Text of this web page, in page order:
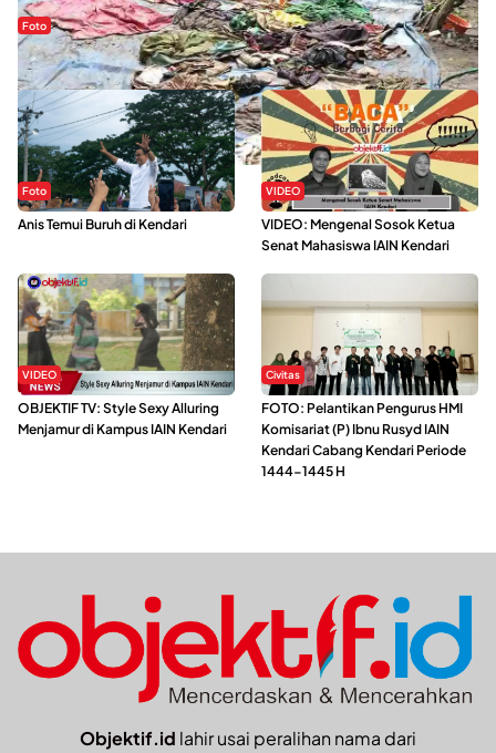
Foto
Sejak Banjir Bandang, Warga Butuhkan Air Bersih
Foto
Anis Temui Buruh di Kendari
VIDEO
VIDEO: Mengenal Sosok Ketua
Senat Mahasiswa IAIN Kendari
VIDEO
OBJEKTIF TV: Style Sexy Alluring
Menjamur di Kampus IAIN Kendari
Civitas
FOTO: Pelantikan Pengurus HMI
Komisariat (P) Ibnu Rusyd IAIN
Kendari Cabang Kendari Periode
1444-1445 H
Objektif.id lahir usai peralihan nama dari